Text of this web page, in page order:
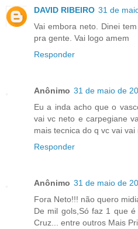
DAVID RIBEIRO 31 de
Vai embora neto. Dinei
pra gente. Vai logo amem
Responder
Anônimo 31 de maio de
Eu a inda acho que o
vai vc neto e carpegiane
mais tecnica do q vc vai
Responder
Anônimo 31 de maio de
Fora Neto!!! não quero
De mil gols,Só faz 1 que
Cruz... entre outros Mais